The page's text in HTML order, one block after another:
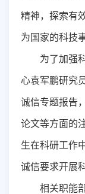
精神，探索有
为国家的科技
为了加强科
心袁军鹏研究
诚信专题报告
论文等方面的
生在科研工作
诚信要求开展
相关职能部